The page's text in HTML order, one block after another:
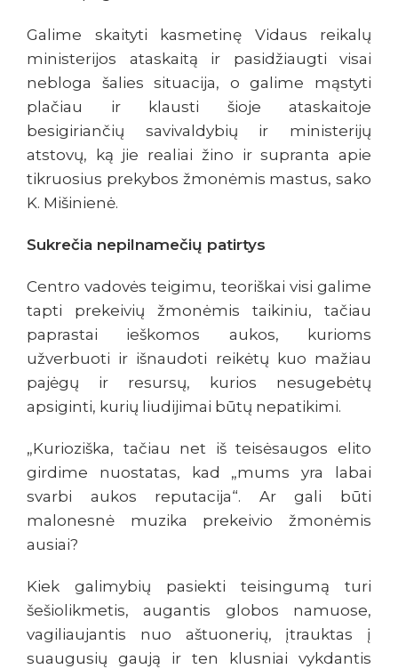
Galime skaityti kasmetinę Vidaus reikalų
ministerijos ataskaitą ir pasidžiaugti visai
nebloga šalies situacija, o galime mąstyti
plačiau ir klausti šioje ataskaitoje
besigiriančių savivaldybių ir ministerijų
atstovų, ką jie realiai žino ir supranta apie
tikruosius prekybos žmonėmis mastus, sako
K. Mišinienė.
Sukrečia nepilnamečių patirtys
Centro vadovės teigimu, teoriškai visi galime
tapti prekeivių žmonėmis taikiniu, tačiau
paprastai ieškomos aukos, kurioms
užverbuoti ir išnaudoti reikėtų kuo mažiau
pajėgų ir resursų, kurios nesugebėtų
apsiginti, kurių liudijimai būtų nepatikimi.
„Kurioziška, tačiau net iš teisėsaugos elito
girdime nuostatas, kad „mums yra labai
svarbi aukos reputacija“. Ar gali būti
malonesnė muzika prekeivio žmonėmis
ausiai?
Kiek galimybių pasiekti teisingumą turi
šešiolikmetis, augantis globos namuose,
vagiliaujantis nuo aštuonerių, įtrauktas į
suaugusių gaują ir ten klusniai vykdantis